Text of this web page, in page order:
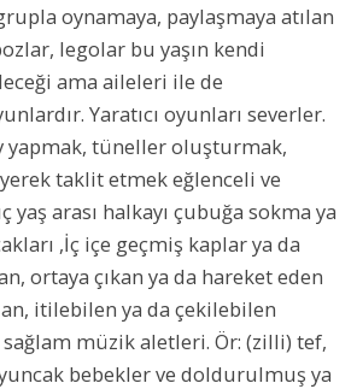
oynamaya, paylaşmaya atılan
legolar bu yaşın kendi
ama aileleri ile de
Yaratıcı oyunları severler.
yapmak, tüneller oluşturmak,
taklit etmek eğlenceli ve
arası halkayı çubuğa sokma ya
,İç içe geçmiş kaplar ya da
ortaya çıkan ya da hareket eden
itilebilen ya da çekilebilen
müzik aletleri. Ör: (zilli) tef,
bebekler ve doldurulmuş ya